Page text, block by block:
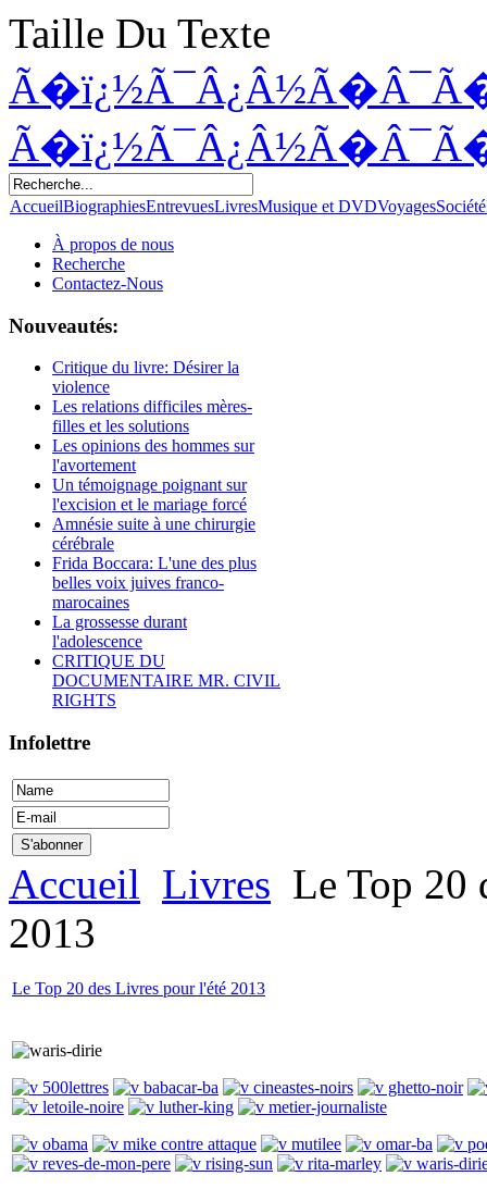
Taille Du Texte
AccueilBiographiesEntrevuesLivresMusique et DVDVoyagesSociété
À propos de nous
Recherche
Contactez-Nous
Nouveautés:
Critique du livre: Désirer la
violence
Les relations difficiles mères-
filles et les solutions
Les opinions des hommes sur
l'avortement
Un témoignage poignant sur
l'excision et le mariage forcé
Amnésie suite à une chirurgie
cérébrale
Frida Boccara: L'une des plus
belles voix juives franco-
marocaines
La grossesse durant
l'adolescence
CRITIQUE DU
DOCUMENTAIRE MR. CIVIL
RIGHTS
Infolettre
Accueil Livres Le Top 20
2013
Le Top 20 des Livres pour l'été 2013